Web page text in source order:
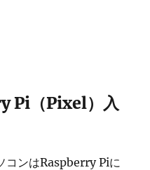
Pi（Pixel）入
コンはRaspberry Piに